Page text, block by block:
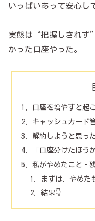
いっぱいあって安心し
実態は“把握しきれ
かった口座やった。
口座を増やすと起
キャッシュカード
解約しようと思っ
「口座分けたほう
私がやめたこと・
まずは、やめた
結果👇